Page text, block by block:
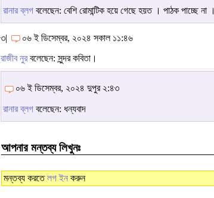
রানার ব্লগ বলেছেন: বেশি রোমান্টিক হয়ে গেছে হয়ত । পাঠক পাচ্ছে না ।
৩| ০৬ ই ডিসেম্বর, ২০২৪ সকাল ১১:৪৬
রাজীব নুরবলেছেন: সুন্দর কবিতা।
০৬ ই ডিসেম্বর, ২০২৪ দুপুর ২:৪৩
রানার ব্লগ বলেছেন: ধন্যবাদ
আপনার মন্তব্য লিখুনঃ
মন্তব্য করতেলগ ইন করুন